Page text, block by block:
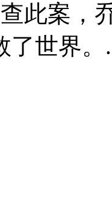
此案，
了世界。